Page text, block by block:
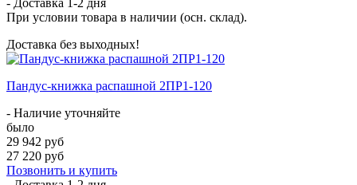
При условии товара в наличии (осн. склад).
Доставка без выходных!
Пандус-книжка распашной 2ПР1-120
- Наличие уточняйте
было
29 942 руб
27 220 руб
Позвонить и купить